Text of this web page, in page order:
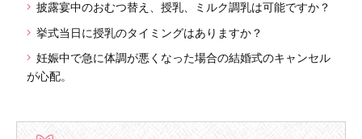
披露宴中のおむつ替え、授乳、ミルク調乳は可能ですか？
挙式当日に授乳のタイミングはありますか？
妊娠中で急に体調が悪くなった場合の結婚式のキャンセル
が心配。